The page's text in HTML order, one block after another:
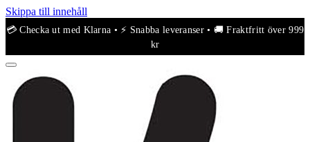
Skippa till innehåll